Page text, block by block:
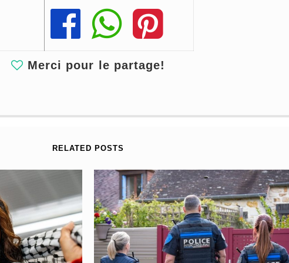
Share
Share
Share
Merci pour le partage!
RELATED POSTS